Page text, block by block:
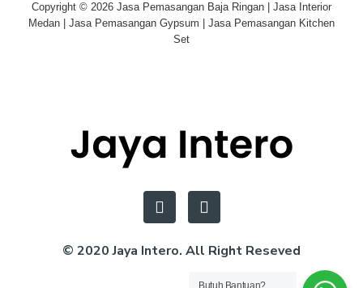
Copyright © 2026 Jasa Pemasangan Baja Ringan | Jasa Interior
Medan | Jasa Pemasangan Gypsum | Jasa Pemasangan Kitchen
Set
© 2020 Jaya Intero. All Right Reseved
Butuh Bantuan?